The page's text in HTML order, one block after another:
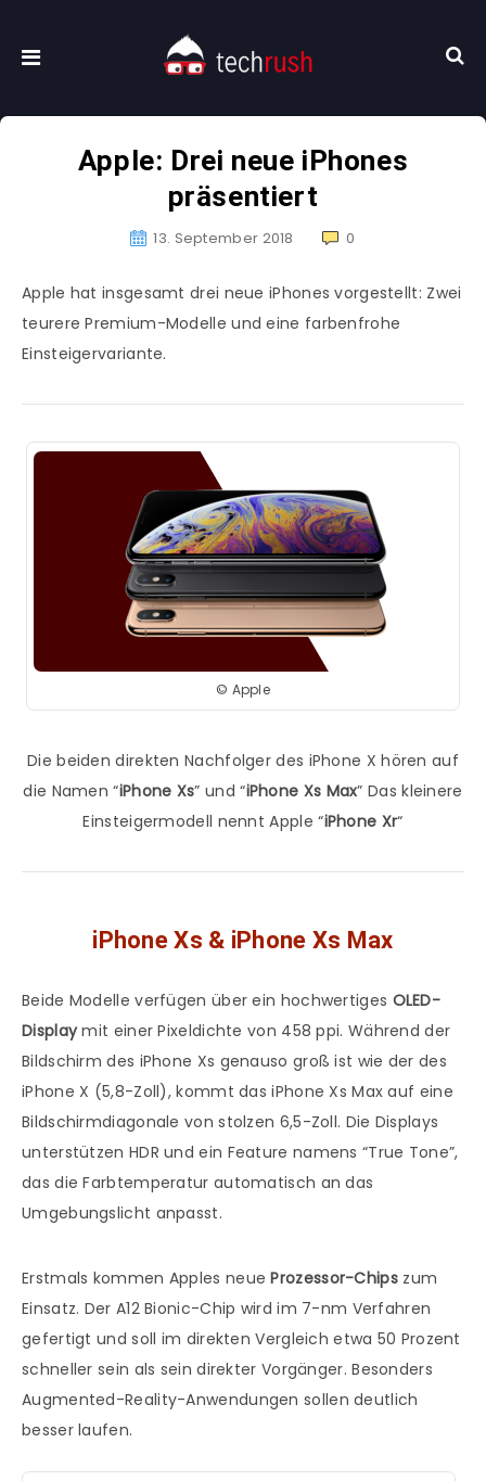
Apple: Drei neue iPhones
präsentiert
13. September 2018 0
Apple hat insgesamt drei neue iPhones vorgestellt: Zwei
teurere Premium-Modelle und eine farbenfrohe
Einsteigervariante.
© Apple
Die beiden direkten Nachfolger des iPhone X hören auf
die Namen “iPhone Xs” und “iPhone Xs Max” Das kleinere
Einsteigermodell nennt Apple “iPhone Xr“
iPhone Xs & iPhone Xs Max
Beide Modelle verfügen über ein hochwertiges OLED-
Displaymit einer Pixeldichte von 458 ppi. Während der
Bildschirm des iPhone Xs genauso groß ist wie der des
iPhone X (5,8-Zoll), kommt das iPhone Xs Max auf eine
Bildschirmdiagonale von stolzen 6,5-Zoll. Die Displays
unterstützen HDR und ein Feature namens “True Tone”,
das die Farbtemperatur automatisch an das
Umgebungslicht anpasst.
Erstmals kommen Apples neueProzessor-Chipszum
Einsatz. Der A12 Bionic-Chip wird im 7-nm Verfahren
gefertigt und soll im direkten Vergleich etwa 50 Prozent
schneller sein als sein direkter Vorgänger. Besonders
Augmented-Reality-Anwendungen sollen deutlich
besser laufen.